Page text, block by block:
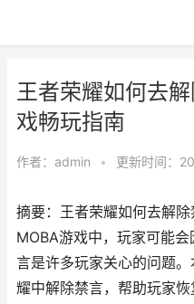
王者荣耀如何去
戏畅玩指南
作者： admin • 更新时间：
摘要：王者荣耀如何去解
MOBA游戏中，玩家可能
言是许多玩家关心的问题
耀中解除禁言，帮助玩家